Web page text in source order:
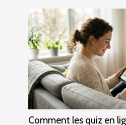
Comment les quiz en